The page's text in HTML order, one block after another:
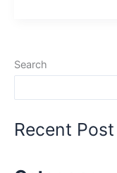
की
Mussoorie
Tourist
Search
Recent Post